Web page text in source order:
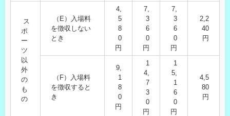
ス
ポ
ー
ツ
以
外
の
も
の
（E）入場料
を徴収しない
とき
4,
5
8
0
円
7,
3
6
0
円
7,
3
6
0
円
2,2
40
円
（F）入場料
を徴収すると
き
9,
1
8
0
円
1
4,
7
3
0
円
1
5,
1
6
0
円
4,5
80
円